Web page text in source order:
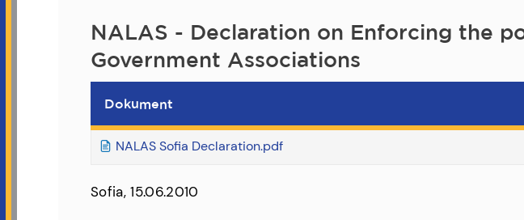
NALAS - Declaration on Enforcing the
Government Associations
Dokument
NALAS Sofia Declaration.pdf
Sofia, 15.06.2010